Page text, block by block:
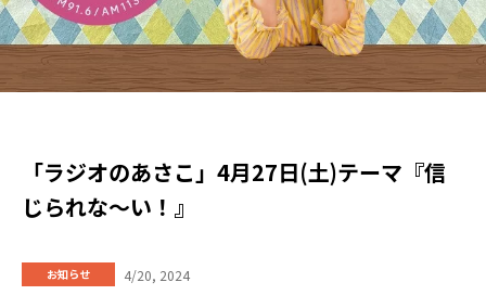
「ラジオのあさこ」4月27日(土)テーマ『信
じられな～い！』
お知らせ 4/20, 2024